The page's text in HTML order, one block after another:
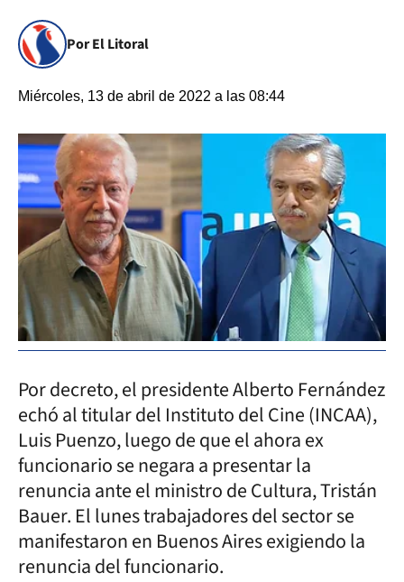
Por El Litoral
Miércoles, 13 de abril de 2022 a las 08:44
Por decreto, el presidente Alberto Fernández
echó al titular del Instituto del Cine (INCAA),
Luis Puenzo, luego de que el ahora ex
funcionario se negara a presentar la
renuncia ante el ministro de Cultura, Tristán
Bauer. El lunes trabajadores del sector se
manifestaron en Buenos Aires exigiendo la
renuncia del funcionario.